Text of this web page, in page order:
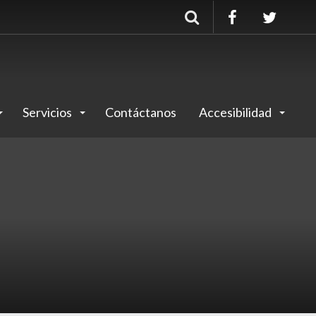
Servicios Contáctanos Accesibilidad